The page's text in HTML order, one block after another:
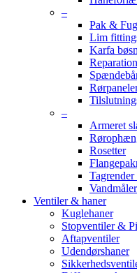
–
Pak &
Lim
Karfa
–
Armeret
Rosetter
Tagrender
Ventiler & haner
Kuglehaner
Stopventiler &
Aftapventiler
Udendørshaner